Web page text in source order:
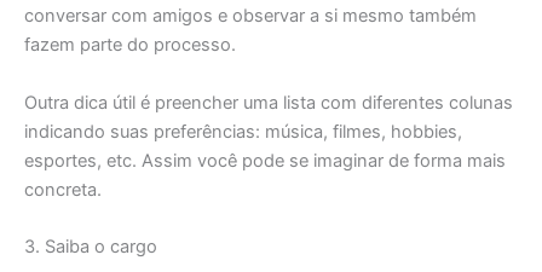
conversar com amigos e observar a si mesmo também
fazem parte do processo.
Outra dica útil é preencher uma lista com diferentes colunas
indicando suas preferências: música, filmes, hobbies,
esportes, etc. Assim você pode se imaginar de forma mais
concreta.
3. Saiba o cargo